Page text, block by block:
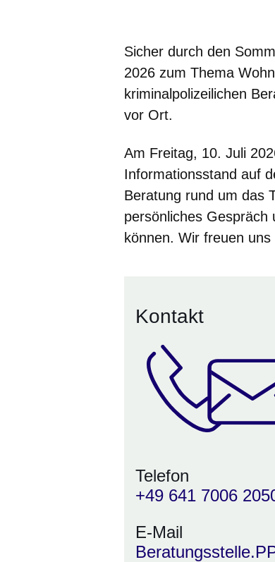
Sicher durch den
2026 zum Thema
kriminalpolizeilichen
vor Ort.
Am Freitag, 10. Juli
Informationsstand auf
Beratung rund um das
persönliches Gespräch
können. Wir freuen
Kontakt
Telefon
+49 641 7006
E-Mail